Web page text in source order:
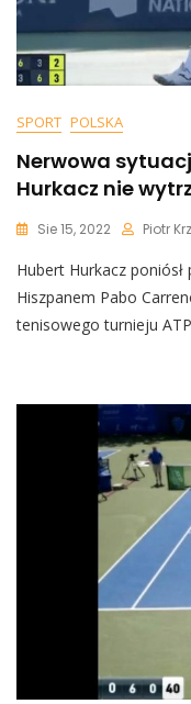
SPORT POLSKA
Nerwowa
Hurkacz nie
Sie 15, 2022 Piotr
Hubert Hurkacz
Hiszpanem Pabo
tenisowego turnieju